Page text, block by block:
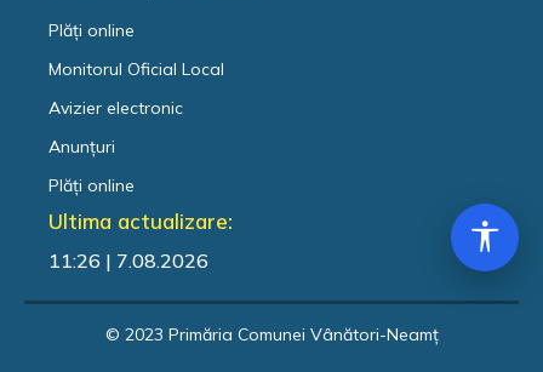
Plăți online
Monitorul Oficial Local
Avizier electronic
Anunțuri
Plăți online
Ultima actualizare:
11:26 | 7.08.2026
© 2023 Primăria Comunei Vânători-Neamț